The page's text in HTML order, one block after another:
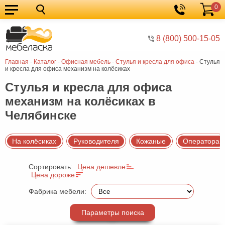
8 (800) 500-15-05
Корзина
0
Главная - Каталог - Офисная мебель - Стулья и кресла для офиса - Стулья
и кресла для офиса механизм на колёсиках
Кухонные
гарнитуры
Мебель
для
кухни
Мебель
для
спальни
Кровати
Шкафы
Диваны
Мягкая
мебель
Детская
гостиную
Стулья и кресла для офиса
механизм на колёсиках в
Челябинске
На колёсиках Руководителя Кожаные Оператора
Сортировать:
Цена дешевле
Цена дороже
Фабрика мебели:
Параметры поиска